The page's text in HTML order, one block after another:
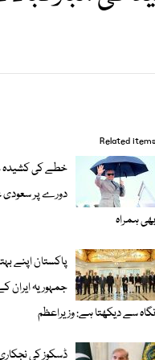
Related items
خطے کی کشیدہ
دورے پر سعودی
بھی ہمراہ
پاکستان اپنے
جمہوریہ ایران
نگاہ سے دیکھتا ہے: وزیراعظم
ڈسکوز کی